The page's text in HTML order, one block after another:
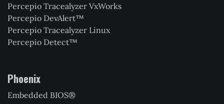
Percepio Tracealyzer VxWorks
Percepio DevAlert™
Percepio Tracealyzer Linux
Percepio Detect™
Phoenix
Embedded BIOS®